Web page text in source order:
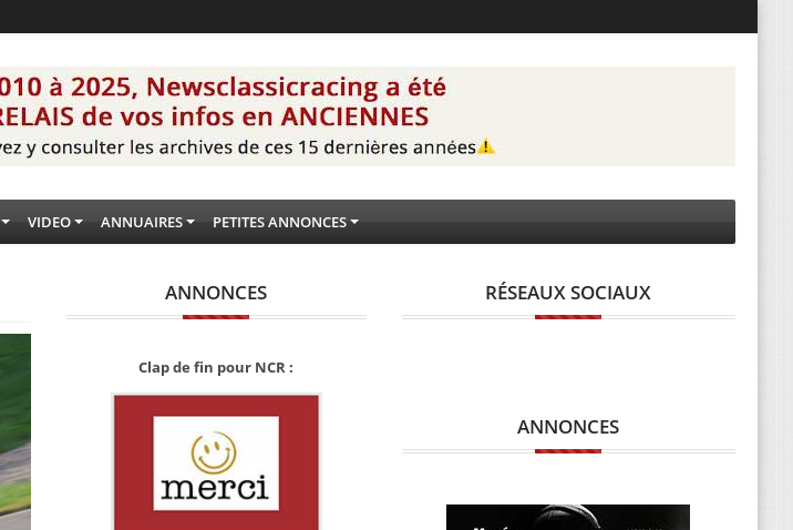
VIDEO ANNUAIRES PETITES ANNONCES
ANNONCES
Clap de fin pour NCR :
RÉSEAUX SOCIAUX
ANNONCES